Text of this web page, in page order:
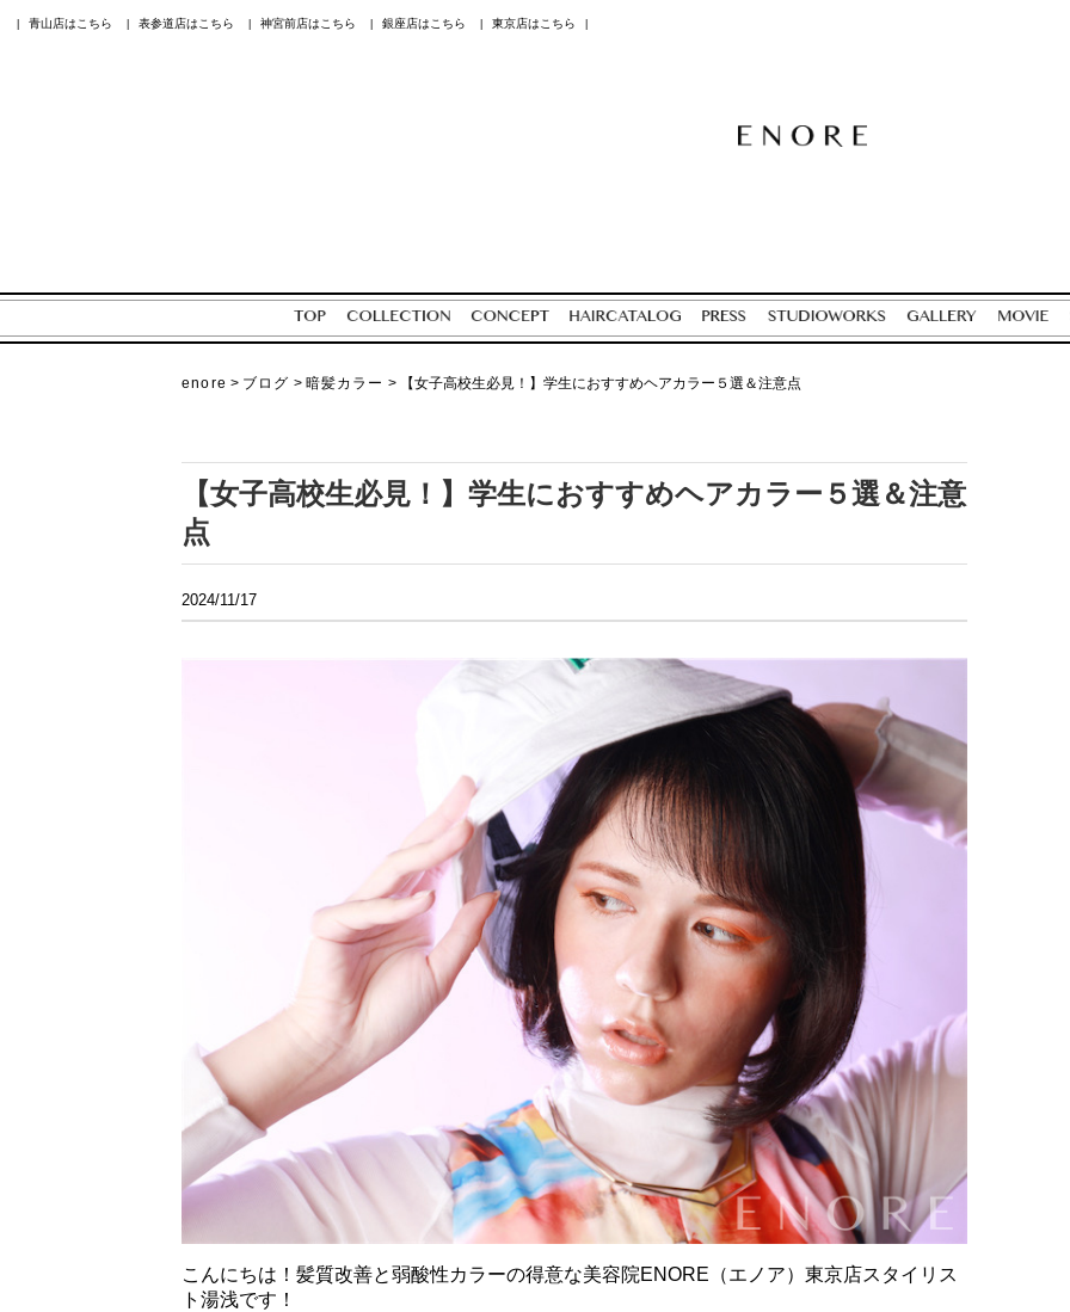
青山店はこちら 表参道店はこちら 神宮前店はこちら 銀座店はこちら 東京店はこちら
enore > ブログ > 暗髪カラー > 【女子高校生必見！】学生におすすめヘアカラー５選＆注意点
【女子高校生必見！】学生におすすめヘアカラー５選＆注意
点
2024/11/17
こんにちは！髪質改善と弱酸性カラーの得意な美容院ENORE（エノア）東京店スタイリス
ト湯浅です！